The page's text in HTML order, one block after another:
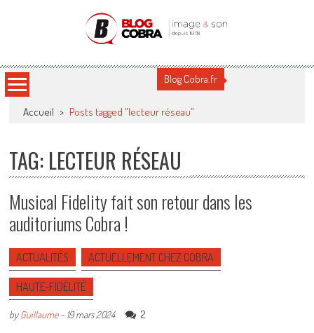
Blog Cobra
Blog Cobra.fr
Accueil > Posts tagged "lecteur réseau"
TAG: LECTEUR RÉSEAU
Musical Fidelity fait son retour dans les
auditoriums Cobra !
ACTUALITÉS ACTUELLEMENT CHEZ COBRA
HAUTE-FIDÉLITÉ
byGuillaume- 19 mars 2024 2